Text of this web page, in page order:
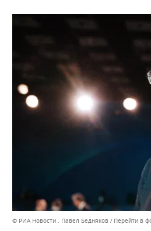
© РИА Новости . Павел Бедняков Перейти в